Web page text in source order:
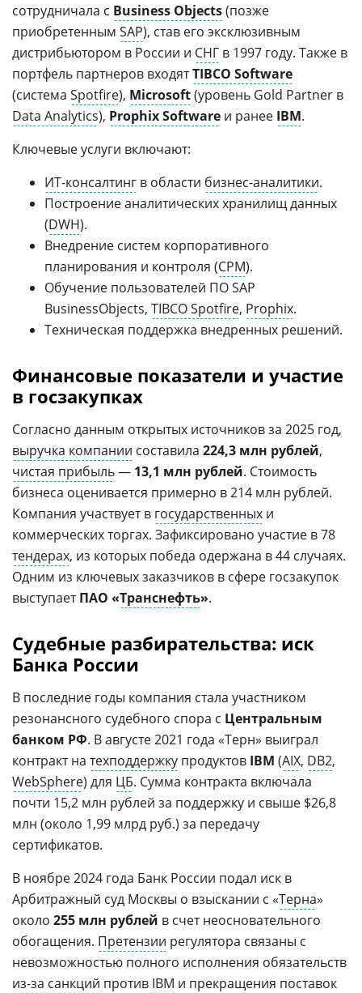
сотрудничала с Business Objects(позже
приобретенным SAP), став его эксклюзивным
дистрибьютором в России и СНГ в 1997 году. Также в
портфель партнеров входятTIBCO Software
(система Spotfire), Microsoft(уровень Gold Partner в
Data Analytics), Prophix Software и ранее IBM.
Ключевые услуги включают:
ИТ-консалтинг в области бизнес-аналитики.
Построение аналитических хранилищ данных
(DWH).
Внедрение систем корпоративного
планирования и контроля (CPM).
Обучение пользователей ПО SAP
BusinessObjects, TIBCO Spotfire, Prophix.
Техническая поддержка внедренных решений.
Финансовые показатели и участие
в госзакупках
Согласно данным открытых источников за 2025 год,
выручка компании составила 224,3 млн рублей,
чистая прибыль— 13,1 млн рублей. Стоимость
бизнеса оценивается примерно в 214 млн рублей.
Компания участвует в государственных и
коммерческих торгах. Зафиксировано участие в 78
тендерах, из которых победа одержана в 44 случаях.
Одним из ключевых заказчиков в сфере госзакупок
выступаетПАО «Транснефть».
Судебные разбирательства: иск
Банка России
В последние годы компания стала участником
резонансного судебного спора с Центральным
банком РФ. В августе 2021 года «Терн» выиграл
контракт на техподдержку продуктов IBM (AIX, DB2,
WebSphere) для ЦБ. Сумма контракта включала
почти 15,2 млн рублей за поддержку и свыше $26,8
млн (около 1,99 млрд руб.) за передачу
сертификатов.
В ноябре 2024 года Банк России подал иск в
Арбитражный суд Москвы о взыскании с «Терна»
около 255 млн рублей в счет неосновательного
обогащения. Претензии регулятора связаны с
невозможностью полного исполнения обязательств
из-за санкций против IBM и прекращения поставок